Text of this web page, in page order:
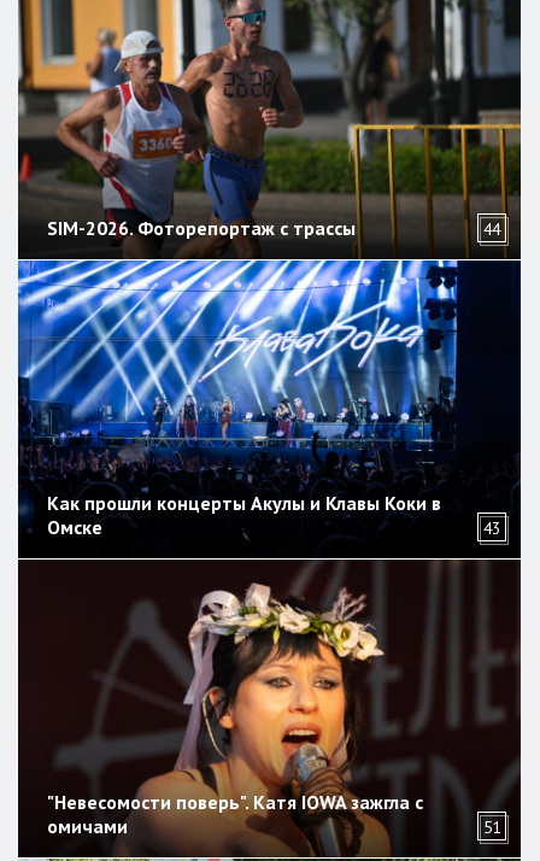
SIM-2026. Фоторепортаж с трассы 44
Как прошли концерты Акулы и Клавы Коки в
Омске
43
"Невесомости поверь". Катя IOWA зажгла с
омичами
51